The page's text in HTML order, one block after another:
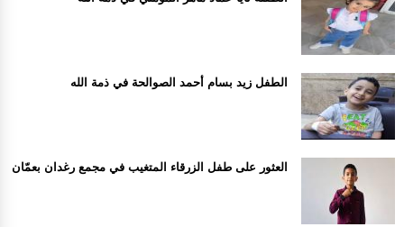
الطفل زيد بسام أحمد الصوالحة في ذمة الله
العثور على طفل الزرقاء المتغيب في مجمع رغدان بعمّان